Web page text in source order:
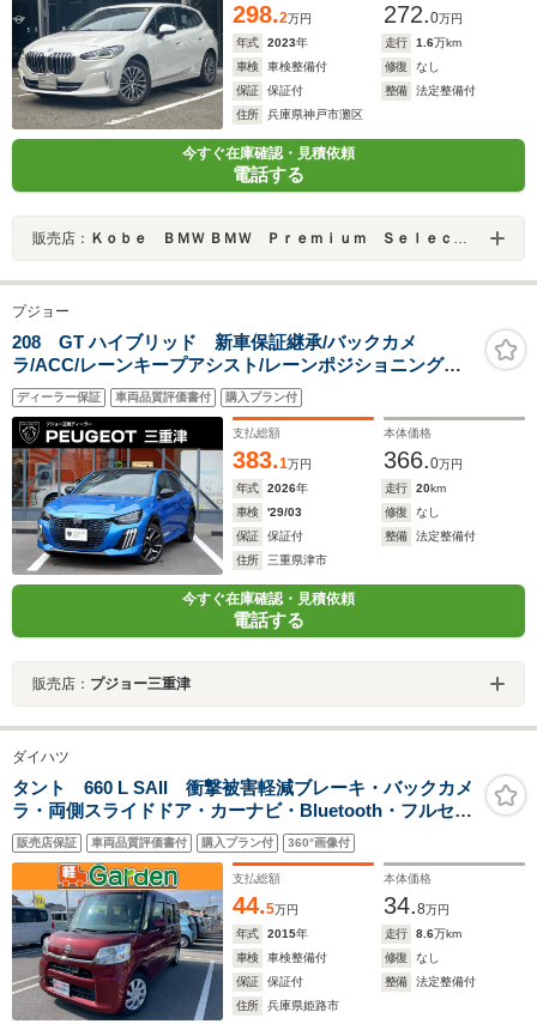
298.2万円 272.0万円
年式
2023年 走行 1.6万km
車検
車検整備付 修復
なし
保証
保証付 整備
法定整備付
住所
兵庫県神戸市灘区
今すぐ在庫確認・見積依頼
電話する
販売店： Ｋｏｂｅ ＢＭＷ ＢＭＷ Ｐｒｅｍｉｕｍ Ｓｅｌｅｃｔｉｏｎ 三宮
プジョー
208 GT ハイブリッド 新車保証継承/バックカメ
ラ/ACC/レーンキープアシスト/レーンポジショニングア
シスト/ブラインドスポットモニター/LEDヘッドライト/フ
ロント・バックソナー/アップルカープレイ/アンドロイド
オート
ディーラー保証 車両品質評価書付 購入プラン付
支払総額
383.1万円
本体価格
366.0万円
年式
2026年 走行 20km
車検
'29/03 修復
なし
保証
保証付 整備
法定整備付
住所
三重県津市
今すぐ在庫確認・見積依頼
電話する
販売店： プジョー三重津
ダイハツ
タント 660 L SAII 衝撃被害軽減ブレーキ・バックカメ
ラ・両側スライドドア・カーナビ・Bluetooth・フルセグ
TV・CD/DVD再生・禁煙車・アイドリングストップ・ベ
ンチシート・ルームクリーニング!
販売店保証 車両品質評価書付 購入プラン付 360°画像付
支払総額
44.5万円
本体価格
34.8万円
年式
2015年 走行 8.6万km
車検
車検整備付 修復
なし
保証
保証付 整備
法定整備付
住所
兵庫県姫路市